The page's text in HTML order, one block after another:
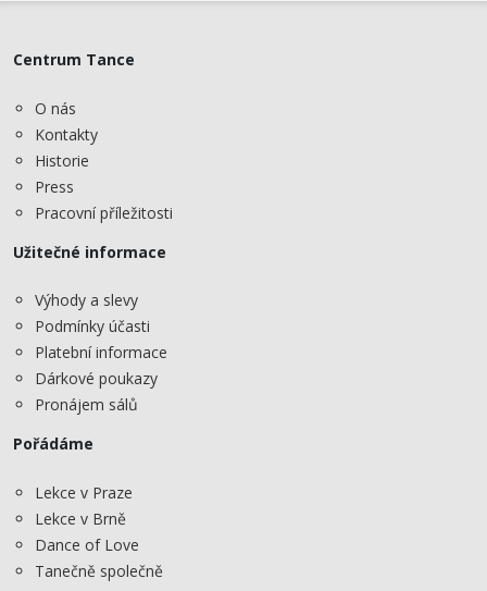
Centrum Tance
O nás
Kontakty
Historie
Press
Pracovní příležitosti
Užitečné informace
Výhody a slevy
Podmínky účasti
Platební informace
Dárkové poukazy
Pronájem sálů
Pořádáme
Lekce v Praze
Lekce v Brně
Dance of Love
Tanečně společně